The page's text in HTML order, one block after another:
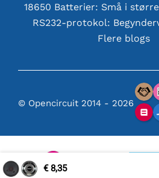
€ 8,35
RS232-protokol:
Flere blogs
© Opencircuit 2014 - 2026